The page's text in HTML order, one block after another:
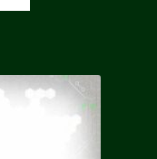
est :